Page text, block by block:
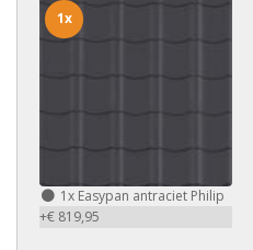
1x Easypan antraciet Philip
+€ 819,95
1x